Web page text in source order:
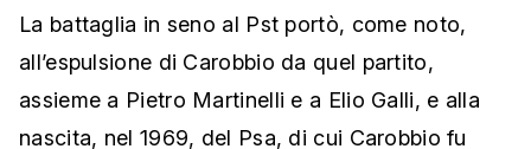
La battaglia in seno al Pst portò, come noto,
all’espulsione di Carobbio da quel partito,
assieme a Pietro Martinelli e a Elio Galli, e alla
nascita, nel 1969, del Psa, di cui Carobbio fu